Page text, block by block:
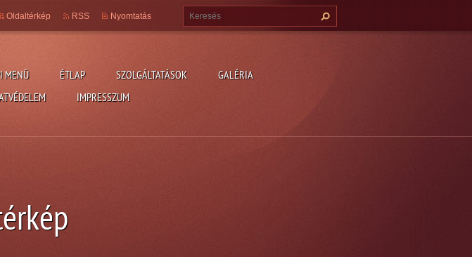
MENÜ ÉTLAP SZOLGÁLTATÁSOK
GALÉRIA
IMPRESSZUM
Oldaltérkép RSS Nyomtatás